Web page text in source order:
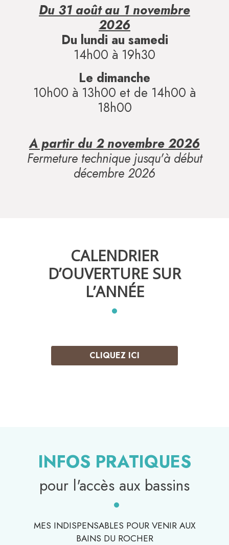
Du 31 août au 1 novembre
2026
Du lundi au samedi
14h00 à 19h30
Le dimanche
10h00 à 13h00 et de 14h00 à
18h00
A partir du 2 novembre 2026
Fermeture technique jusqu'à début
décembre 2026
CALENDRIER
D’OUVERTURE SUR
L’ANNÉE
CLIQUEZ ICI
INFOS PRATIQUES
pour l'accès aux bassins
MES INDISPENSABLES POUR VENIR AUX
BAINS DU ROCHER